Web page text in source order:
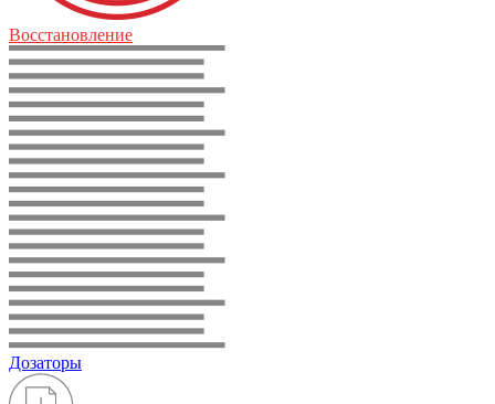
Восстановление
Дозаторы